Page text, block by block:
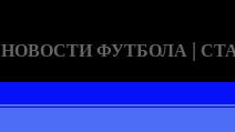
НОВОСТИ ФУТБОЛА |